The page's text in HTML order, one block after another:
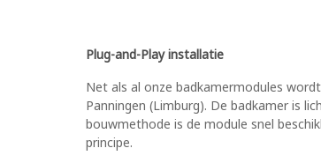
Plug-and-Play installatie
Net als al onze badkamermodules
Panningen (Limburg). De badkamer is
bouwmethode is de module snel
principe.